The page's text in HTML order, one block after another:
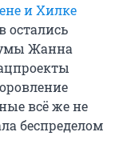
и Хилке
остались
Жанна
всё же не
беспределом